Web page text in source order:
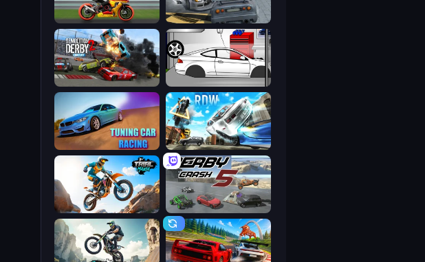
RCC City Racing
Super Bike The Champion
Drag Racer V2
Demolition Derby 2
Real Drift World
Tuning Car Racing
Derby Crash 5
Trial Mania